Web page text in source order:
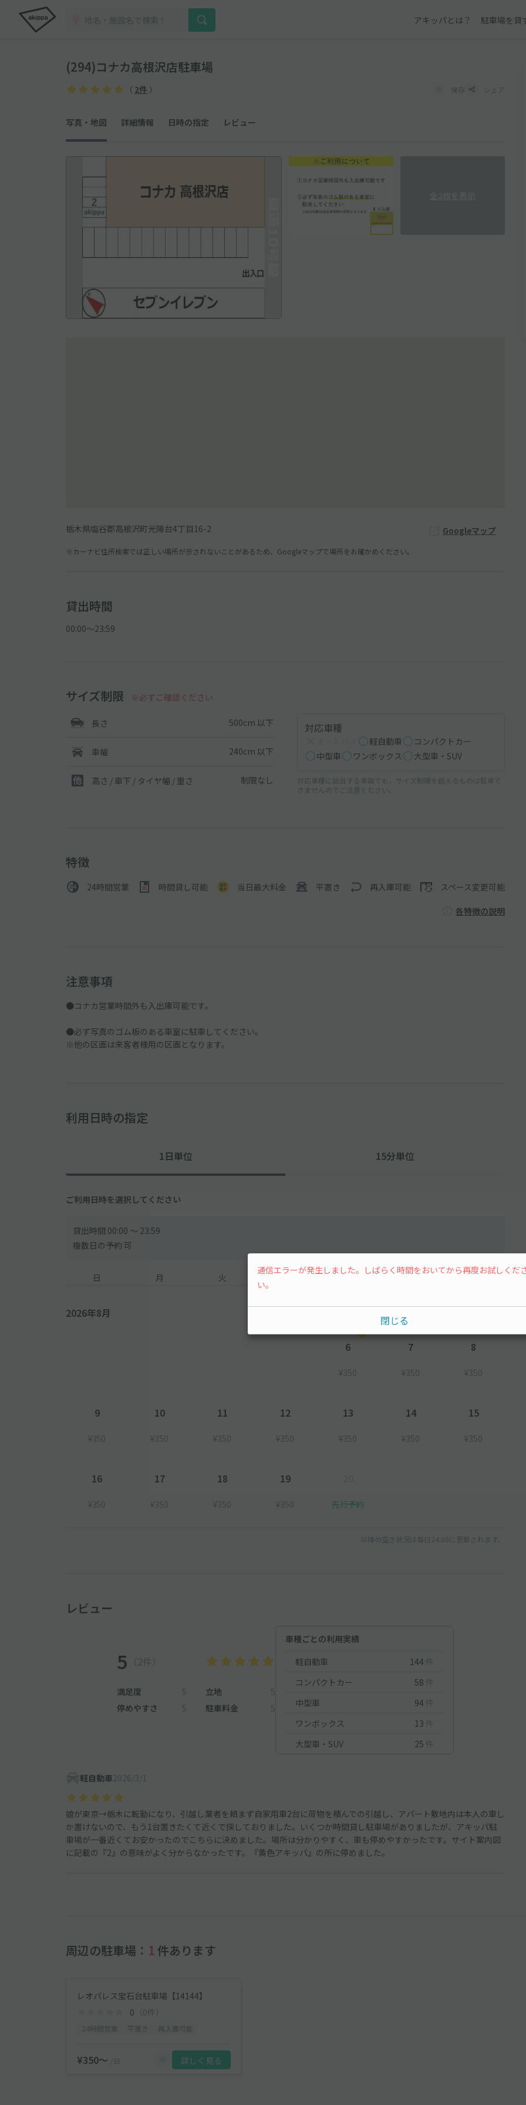
アキッパとは？ 駐車場を貸
(294)コナカ高根沢店駐車場
（ 2件 ） 保存 シェア
写真・地図 詳細情報 日時の指定 レビュー
栃木県塩谷郡高根沢町光陽台4丁目16-2 Googleマップ
※カーナビ住所検索では正しい場所が示されないことがあるため、Googleマップで場所をお確かめください。
貸出時間
00:00〜23:59
サイズ制限 ※必ずご確認ください
長さ 500cm 以下
車幅 240cm 以下
高さ / 車下 / タイヤ幅 / 重さ 制限なし
対応車種
軽自動車
コンパクトカー
中型車
ワンボックス 大型車・SUV
対応車種に該当する車両でも、サイズ制限を超えるものは駐車で
きませんのでご注意ください。
特徴
24時間営業 時間貸し可能 当日最大料金 平置き 再入庫可能 スペース変更可能
各特徴の説明
注意事項
●コナカ営業時間外も入出庫可能です。
●必ず写真のゴム板のある車室に駐車してください。
※他の区画は来客者様用の区画となります。
利用日時の指定
1日単位 15分単位
ご利用日時を選択してください
貸出時間 00:00 〜 23:59
複数日の予約 可
日 月 火 水 木 金 土
2026年8月
6
¥350
7
¥350
8
¥350
9
¥350
10
¥350
11
¥350
12
¥350
13
¥350
14
¥350
15
¥350
16
¥350
17
¥350
18
¥350
19
¥350 先行予約
以降の空き状況は毎日24:00に更新されます。
レビュー
5 （2件）
満足度 5 立地
5
停めやすさ
5 駐車料金 5
車種ごとの利用実績
軽自動車
144 件
コンパクトカー
58 件
中型車
94 件
ワンボックス
13 件
大型車・SUV
25 件
軽自動車2026/3/1
娘が東京→栃木に転勤になり、引越し業者を頼まず自家用車2台に荷物を積んでの引越し、アパート敷地内は本人の車し
か置けないので、もう1台置きたくて近くで探しておりました。いくつか時間貸し駐車場がありましたが、アキッパ駐
車場が一番近くてお安かったのでこちらに決めました。場所は分かりやすく、車も停めやすかったです。サイト案内図
に記載の『2』の意味がよく分からなかったです。『黄色アキッパ』の所に停めました。
周辺の駐車場： 1 件あります
レオパレス宝石台駐車場【14144】
0 （0件）
¥350〜 /日 詳しく見る
通信エラーが発生しました。しばらく時間をおいてから再度お試しくだ
い。
閉じる